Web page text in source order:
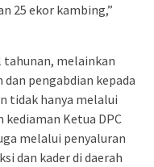
25 ekor kambing,”
tahunan, melainkan
pengabdian kepada
tidak hanya melalui
Ketua DPC
melalui penyaluran
dan kader di daerah